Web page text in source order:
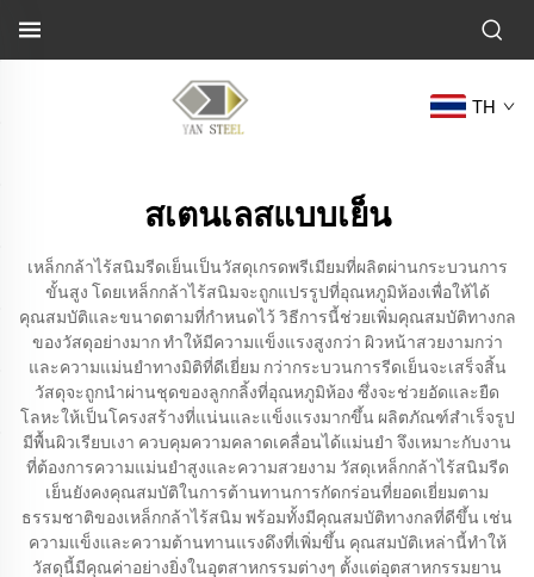
TH
สเตนเลสแบบเย็น
เหล็กกล้าไร้สนิมรีดเย็นเป็นวัสดุเกรดพรีเมียมที่ผลิตผ่านกระบวนการ
ขั้นสูง โดยเหล็กกล้าไร้สนิมจะถูกแปรรูปที่อุณหภูมิห้องเพื่อให้ได้
คุณสมบัติและขนาดตามที่กำหนดไว้ วิธีการนี้ช่วยเพิ่มคุณสมบัติทางกล
ของวัสดุอย่างมาก ทำให้มีความแข็งแรงสูงกว่า ผิวหน้าสวยงามกว่า
และความแม่นยำทางมิติที่ดีเยี่ยม กว่ากระบวนการรีดเย็นจะเสร็จสิ้น
วัสดุจะถูกนำผ่านชุดของลูกกลิ้งที่อุณหภูมิห้อง ซึ่งจะช่วยอัดและยืด
โลหะให้เป็นโครงสร้างที่แน่นและแข็งแรงมากขึ้น ผลิตภัณฑ์สำเร็จรูป
มีพื้นผิวเรียบเงา ควบคุมความคลาดเคลื่อนได้แม่นยำ จึงเหมาะกับงาน
ที่ต้องการความแม่นยำสูงและความสวยงาม วัสดุเหล็กกล้าไร้สนิมรีด
เย็นยังคงคุณสมบัติในการต้านทานการกัดกร่อนที่ยอดเยี่ยมตาม
ธรรมชาติของเหล็กกล้าไร้สนิม พร้อมทั้งมีคุณสมบัติทางกลที่ดีขึ้น เช่น
ความแข็งและความต้านทานแรงดึงที่เพิ่มขึ้น คุณสมบัติเหล่านี้ทำให้
วัสดุนี้มีคุณค่าอย่างยิ่งในอุตสาหกรรมต่างๆ ตั้งแต่อุตสาหกรรมยาน